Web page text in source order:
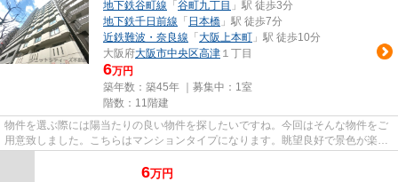
地下鉄谷町線 「 谷町九丁目 」駅 徒歩3分
地下鉄千日前線 「 日本橋 」駅 徒歩7分
近鉄難波・奈良線 「 大阪上本町 」駅 徒歩10分
大阪府大阪市中央区高津 １丁目
6万円
築年数：築45年 ｜募集中： 1室
階数：11階建
物件を選ぶ際には陽当たりの良い物件を探したいですね。今回はそんな物件をご
用意致しました。こちらはマンションタイプになります。眺望良好で景色が楽し
6万円